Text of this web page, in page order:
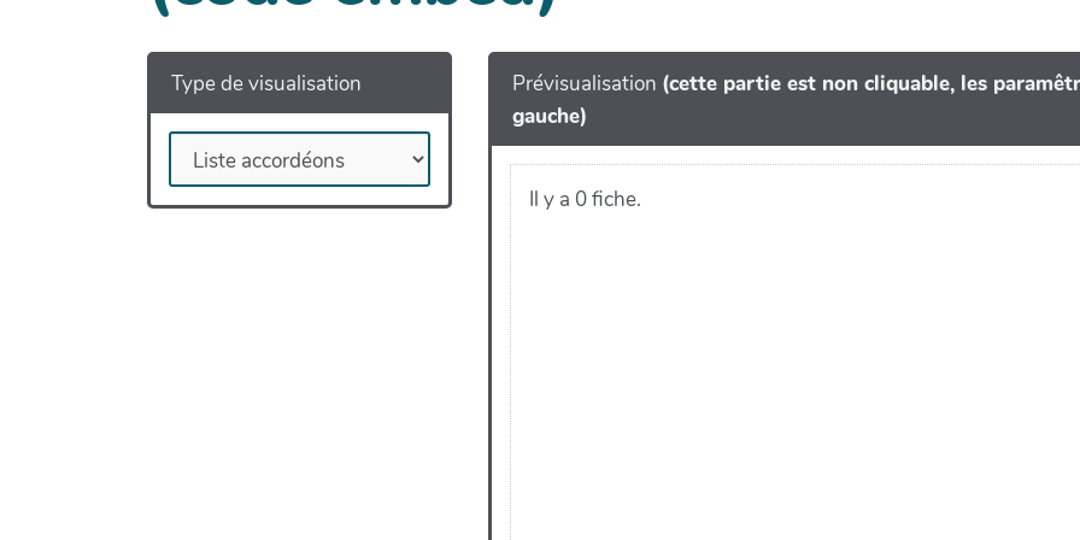
Type de visualisation Prévisualisation (cette partie est non cliquable, les
gauche)